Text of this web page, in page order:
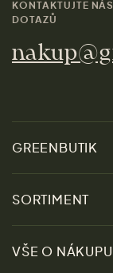
KONTAKTUJTE
DOTAZŮ
GREENBUTIK
Udržitelnost
SORTIMENT
Slevy
VŠE O NÁKUPU